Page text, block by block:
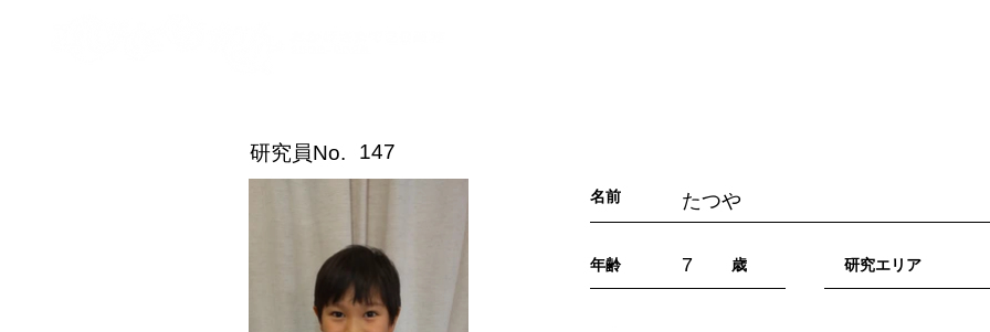
​研究員No. 147
名前 たつや
年齢 7 歳 ​研究エリア